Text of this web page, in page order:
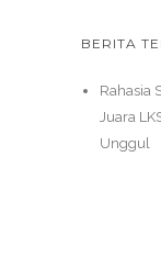
BERITA
Rahasia
Juara
Unggul